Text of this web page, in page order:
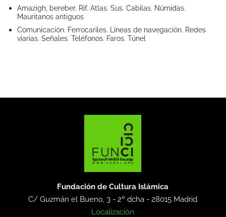
Amazigh, bereber. Rif. Atlas. Sus. Cabilas. Númidas.
Mauritanos antiguos
Comunicación. Ferrocariles. Líneas de navegación. Redes
viarias. Señales. Teléfonos. Faros. Túnel
Fundación de Cultura Islámica
C/ Guzmán el Bueno, 3 - 2º dcha -28015 Madrid
Localización